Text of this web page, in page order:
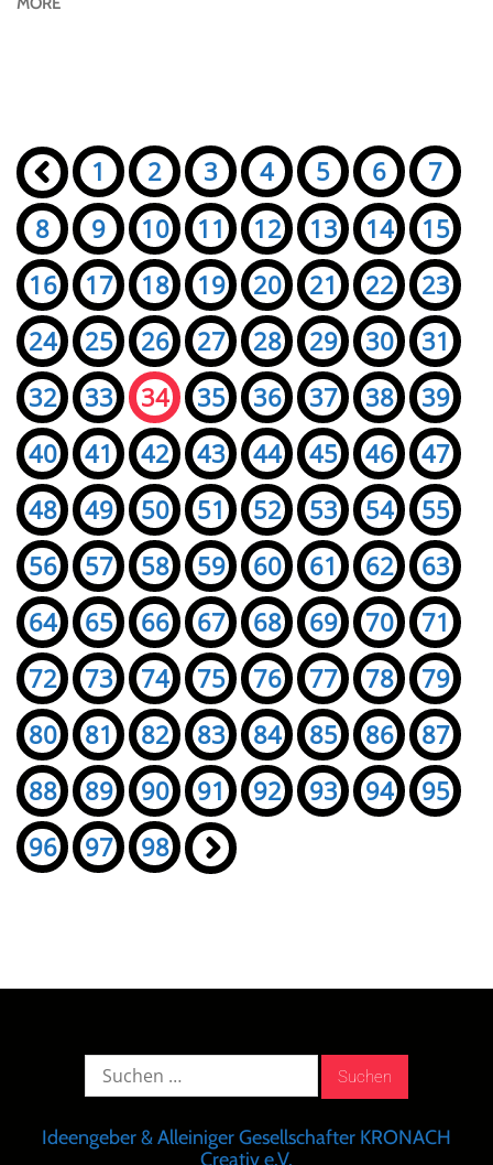
Seiten:
« 1 2 3 4 5 6
7
8
9 10 11 12 13 14
15
16
17 18 19 20 21 22
23
24
25 26 27 28 29 30
31
32
33 34 35 36 37 38
39
40
41 42 43 44 45 46
47
48
49 50 51 52 53 54
55
56
57 58 59 60 61 62
63
64
65 66 67 68 69 70
71
72
73 74 75 76 77 78
79
80
81 82 83 84 85 86
87
88
89 90 91 92 93 94
95
96
97 98 »
Suche
Ideengeber & Alleiniger Gesellschafter KRONACH
Creativ e.V.